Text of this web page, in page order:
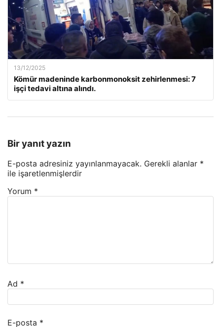
13/12/2025
Kömür madeninde karbonmonoksit zehirlenmesi: 7
işçi tedavi altına alındı.
Bir yanıt yazın
E-posta adresiniz yayınlanmayacak. Gerekli alanlar *
ile işaretlenmişlerdir
Yorum *
Ad *
E-posta *